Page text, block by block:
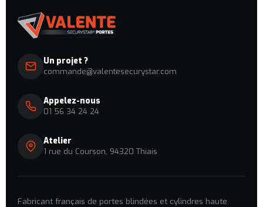
Un projet ?
commande@valentesecurystar.com
Appelez-nous
01 56 34 24 24
Atelier
1 rue du Courson, 94320 Thiais
Fabricant français de portes blindées et cylindres haute